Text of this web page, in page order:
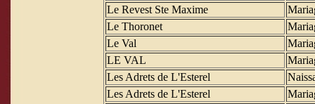
Le Revest Ste Maxime
Le Thoronet
Le Val
LE VAL
Les Adrets de L'Esterel
Les Adrets de L'Esterel